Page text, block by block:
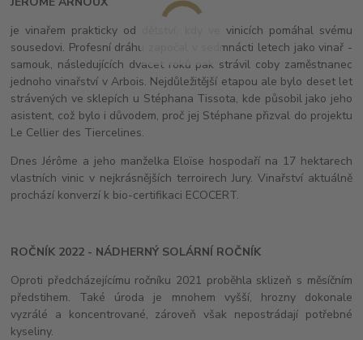
je vinařem prakticky od dětství, kdy ve vinicích pomáhal svému
sousedovi. Profesní dráhu započal v sedmnácti letech jako vinař -
samouk, následujících dvacet roků pak strávil coby zaměstnanec
jednoho vinařství v Arbois. Nejdůležitější etapou ale bylo deset let
strávených ve sklepích u Stéphana Tissota, kde působil jako jeho
asistent, což bylo i důvodem, proč jej Stéphane přizval do projektu
Le Cellier des Tiercelines.
Dnes Jérôme a jeho manželka Eloïse hospodaří na 17 hektarech
vlastních vinic v nejkrásnějších terroirech Jury. Vinařství aktuálně
prochází konverzí k bio-certifikaci ECOCERT.
ROČNÍK 2022 - NÁDHERNÝ SOLÁRNÍ ROČNÍK
Oproti předcházejícímu ročníku 2021 proběhla sklizeň s měsíčním
předstihem. Také úroda je mnohem vyšší, hrozny dokonale
vyzrálé a koncentrované, zároveň však nepostrádají potřebné
kyseliny.